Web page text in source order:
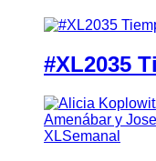
#XL2035